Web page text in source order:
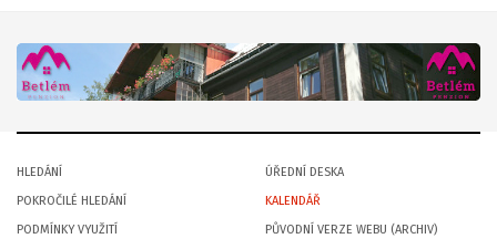
HLEDÁNÍ
POKROČILÉ HLEDÁNÍ
PODMÍNKY VYUŽITÍ
ÚŘEDNÍ DESKA
KALENDÁŘ
PŮVODNÍ VERZE WEBU (ARCHIV)